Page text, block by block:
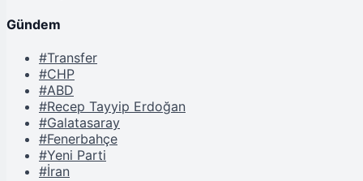
Gündem
#Transfer
#CHP
#ABD
#Recep Tayyip Erdoğan
#Galatasaray
#Fenerbahçe
#Yeni Parti
#İran